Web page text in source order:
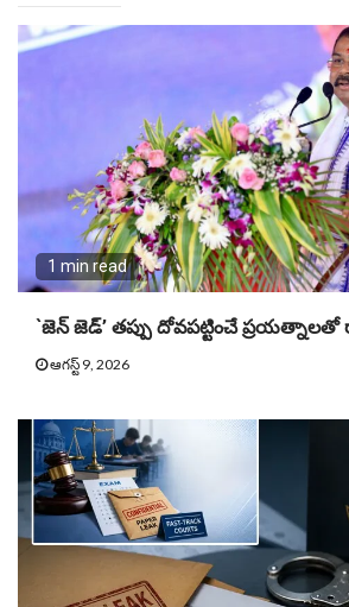
1 min read
`జెన్ జెడ్’ తప్పు దోవపట్టించే
ఆగస్ట్ 9, 2026